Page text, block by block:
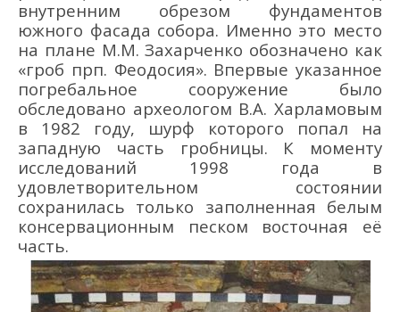
внутренним обрезом фундаментов
южного фасада собора. Именно это место
на плане М.М.Захарченко обозначено как
«гроб прп. Феодосия». Впервые указанное
погребальное сооружение было
обследовано археологом В.А.Харламовым
в 1982 году, шурф которого попал на
западную часть гробницы.
К моменту
исследований 1998 года в
удовлетворительном состоянии
сохранилась только заполненная белым
консервационным песком восточная её
часть.